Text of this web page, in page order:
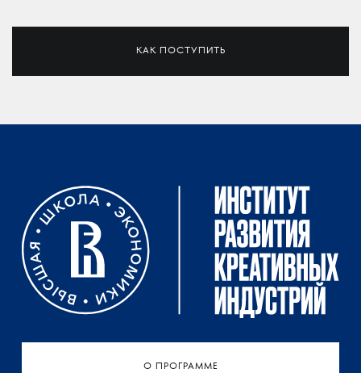
КАК ПОСТУПИТЬ
О ПРОГРАММЕ